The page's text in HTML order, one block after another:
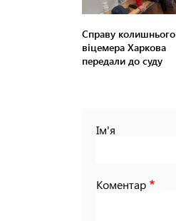
Справу колишнього
віцемера Харкова
передали до суду
Ім'я
Коментар